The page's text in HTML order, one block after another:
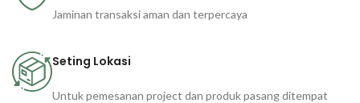
Jaminan transaksi aman dan terpercaya
Seting Lokasi
Untuk pemesanan project dan produk pasang ditempat